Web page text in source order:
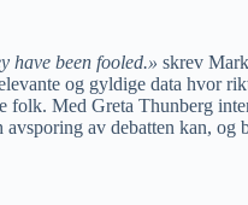
have been fooled.» skrev
og gyldige data
Med Greta Thunberg
av debatten kan, og